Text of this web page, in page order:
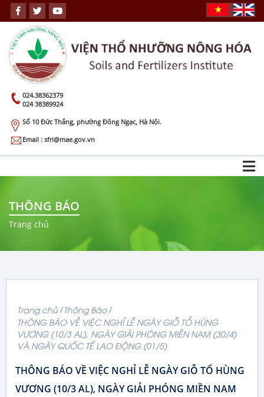
024.38362379
024 38389924
Số 10 Đức Thắng, phường Đông Ngạc, Hà Nội.
Email : sfri@mae.gov.vn
THÔNG BÁO
Trang chủ
Trang chủ
Thông Báo
THÔNG BÁO VỀ VIỆC NGHỈ LỄ NGÀY GIỖ TỔ HÙNG
VƯƠNG (10/3 AL), NGÀY GIẢI PHÓNG MIỀN NAM (30/4)
VÀ NGÀY QUỐC TẾ LAO ĐỘNG (01/5)
THÔNG BÁO VỀ VIỆC NGHỈ LỄ NGÀY GIỖ TỔ HÙNG
VƯƠNG (10/3 AL), NGÀY GIẢI PHÓNG MIỀN NAM